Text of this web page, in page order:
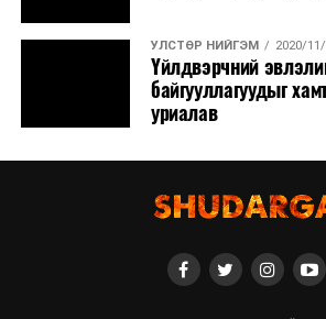
УЛСТӨР НИЙГЭМ 2020/
Үйлдвэрчний
байгууллагуудыг
уриалав